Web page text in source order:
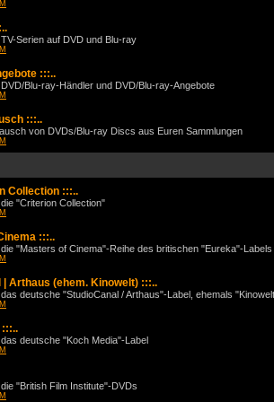
Serien auf DVD und Blu-ray
:::..
Blu-ray-Händler und DVD/Blu-ray-Angebote
:::..
von DVDs/Blu-ray Discs aus Euren Sammlungen
Collection :::..
"Criterion Collection"
:::..
"Masters of Cinema"-Reihe des britischen "Eureka"-Labels
| Arthaus (ehem. Kinowelt) :::..
deutsche "StudioCanal / Arthaus"-Label, ehemals
:::..
deutsche "Koch Media"-Label
"British Film Institute"-DVDs